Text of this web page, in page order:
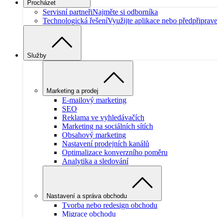
Procházet
Servisní partneřiNajměte si odborníka
Technologická řešeníVyužijte aplikace nebo
Služby
Marketing a prodej
E-mailový marketing
SEO
Reklama ve vyhledávačích
Marketing na sociálních sítích
Obsahový marketing
Nastavení prodejních kanálů
Optimalizace konverzního poměru
Analytika a sledování
Nastavení a správa obchodu
Tvorba nebo redesign obchodu
Migrace obchodu